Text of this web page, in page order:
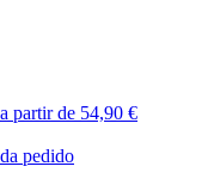
a partir de 54,90 €
pedido